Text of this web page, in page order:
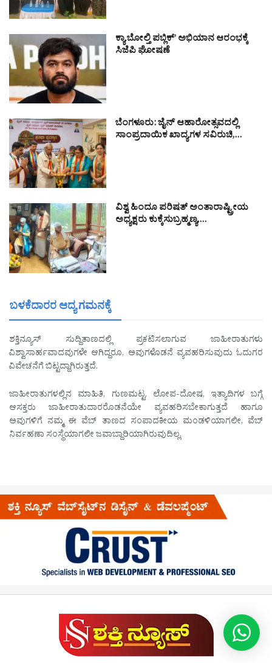
ಕ್ಯಾ ಬೋಲ್ತಿ ಪಬ್ಲಿಕ್’ ಅಭಿಯಾನ ಆರಂಭಕ್ಕೆ
ಸಿಜೆಪಿ ಘೋಷಣೆ
ಬೆಂಗಳೂರು: ಜೈನ್ ಆಹಾರೋತ್ಸವದಲ್ಲಿ
ಸಾಂಪ್ರದಾಯಿಕ ಖಾದ್ಯಗಳ ಸವಿರುಚಿ,…
ವಿಶ್ವ ಹಿಂದೂ ಪರಿಷತ್ ಅಂತಾರಾಷ್ಟ್ರೀಯ
ಅಧ್ಯಕ್ಷರು ಕುಕ್ಕೆಸುಬ್ರಹ್ಮಣ್ಯ,…
ಬಳಕೆದಾರರ ಆದ್ಯ ಗಮನಕ್ಕೆ
ಶಕ್ತಿನ್ಯೂಸ್ ಸುದ್ದಿತಾಣದಲ್ಲಿ ಪ್ರಕಟಿಸಲಾಗುವ ಜಾಹೀರಾತುಗಳು
ವಿಶ್ವಾಸಾರ್ಹವಾದವುಗಳೇ ಆಗಿದ್ದರೂ, ಅವುಗಳೊಡನೆ ವ್ಯವಹರಿಸುವುದು ಓದುಗರ
ವಿವೇಚನೆಗೆ ಬಿಟ್ಟದ್ದಾಗಿರುತ್ತದೆ.
ಜಾಹೀರಾತುಗಳಲ್ಲಿನ ಮಾಹಿತಿ, ಗುಣಮಟ್ಟ, ಲೋಪ-ದೋಷ, ಇತ್ಯಾದಿಗಳ ಬಗ್ಗೆ
ಆಸಕ್ತರು ಜಾಹೀರಾತುದಾರರೊಡನೆಯೇ ವ್ಯವಹರಿಸಬೇಕಾಗುತ್ತದೆ ಹಾಗೂ
ಅವುಗಳಿಗೆ ನಮ್ಮ ಈ ವೆಬ್ ತಾಣದ ಸಂಪಾದಕೀಯ ಮಂಡಳಿಯಾಗಲೀ, ವೆಬ್
ನಿರ್ವಹಣಾ ಸಂಸ್ಥೆಯಾಗಲೀ ಜವಾಬ್ದಾರಿಯಾಗಿರುವುದಿಲ್ಲ.